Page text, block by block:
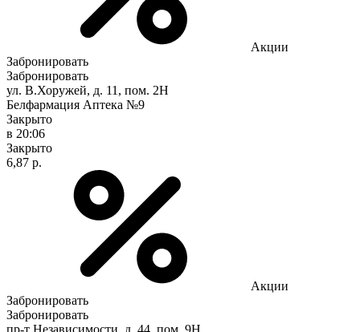
Акции
Забронировать
Забронировать
ул. В.Хоружей, д. 11, пом. 2Н
Белфармация Аптека №9
Закрыто
в 20:06
Закрыто
6,87 р.
Акции
Забронировать
Забронировать
пр-т Независимости, д. 44, пом. 9Н